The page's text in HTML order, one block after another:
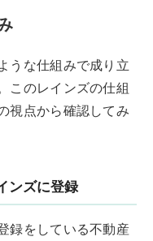
うな仕組みで成り立
このレインズの仕組
視点から確認してみ
ンズに登録
録をしている不動産